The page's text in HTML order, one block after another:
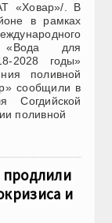
«Ховар»/. В
в рамках
«Вода для
2028 годы»
поливной
сообщили в
Согдийской
поливной
продлили
и